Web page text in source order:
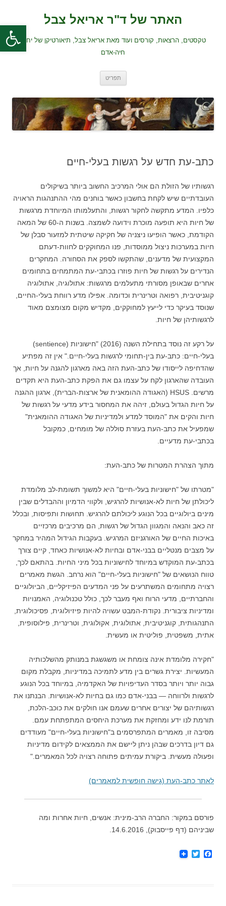
פתח
האתר של ד"ר אריאל צבל
טקסטים, הרצאות, קורסים ועוד מאת אריאל צבל, תיאורטיקן של יחסי
חיה-אדם
תפריט
כתב-עת חדש על רגשות בעלי-חיים
רגשותיו של הזולת הם אולי המרכיב החשוב ביותר בשיקולים
העובדתיים שיש לקחת בחשבון כאשר בוחנים מהי ההתנהגות הראויה
כלפיו. המדע מתקשה לחקור רגשות, והתעלמותו המיוחדת מרגשות
של חיות היא תופעה מוכרת וידועה לשמצה. בשנות ה-60 של המאה
הקודמת, כאשר הופיעו ניצניה של חקיקה שיטתית למזעור סבלן של
חיות במערכות ניצול ממוסדות, פנו המחוקקים לחוות-דעתם
המקצועית של מדענים, שהתקשו לספק את הסחורה. המחקרים
הנדירים על רגשות של חיות פוזרו בכתבי-עת המתמחים בתחומים
אחרים שבאופן מסורתי מתעלמים מרגשות: אתולוגיה, אתולוגיה
קוגניטיבית, רפואה וטרינרית וכדומה. אפילו מדע רווחת בעלי-החיים,
שנוסד בעיקר כדי לייעץ למחוקקים, מקדיש מקום מצומצם מאוד
לרגשותיהן של חיות.
על רקע זה נוסד בתחילת השנה (2016) "חישוניות (sentience)
בעלי-חיים: כתב-עת בין-תחומי לרגשות בעלי-חיים." אין זה מפתיע
שהדחיפה לייסודו של כתב-העת הזה באה מארגון להגנה על חיות, אך
העובדה שהארגון לקח על עצמו גם את הפקת כתב-העת היא תקדים
מרשים. HSUS (האגודה ההומאנית של ארצות-הברית), ארגון ההגנה
על חיות הגדול בעולם, זיהה את המחסור בידע מדעי על רגשות של
חיות והקים את "המוסד למדע ולמדיניות של האגודה ההומאנית"
שמפעיל את כתב-העת בעזרת סוללה של מומחים, כמקובל
בכתבי-עת מדעיים.
מתוך הצהרת המטרות של כתב-העת:
"מטרתו של "חישוניות בעלי-חיים" היא למשוך תשומת-לב מלומדת
ליכולתן של חיות לא-אנושיות להרגיש, ולקווי הדמיון וההבדלים שבין
מינים ביולוגיים בכל הנוגע ליכולתם להרגיש. תחושות ותפיסות, ובכלל
זה כאב והנאה והמגוון הגדול של רגשות, הם מרכיבים מרכזיים
באיכות החיים של האורגניזם המרגיש. בעקבות הגידול המהיר במחקר
על מצבים מנטליים בבני-אדם ובחיות לא-אנושיות כאחד, קיים צורך
בכתב-עת המוקדש במיוחד לחישוניות בכל מיני החיות. בהתאם לכך,
טווח הנושאים של "חישוניות בעלי-חיים" הוא נרחב. הגשת מאמרים
רצויה מתחומים המשתרעים על פני המדעים הפיזיקליים, הביולוגיים
והחברתיים, מדעי הרוח ואף מעבר לכך, כולל טכנולוגיה, האמנויות
ומדיניות ציבורית. נקודת-המבט עשויה להיות פיזיולוגית, פסיכולוגית,
התנהגותית, קוגניטיבית, אתולוגית, אקולוגית, וטרינרית, פילוסופית,
אתית, משפטית, פוליטית או מעשית.
"חקירה מלומדת אינה צומחת או משגשגת במנותק מהשלכותיה
המעשיות. יצירת גשרים בין מדע לתמיכה במדיניות, מקבלת מקום
גבוה יותר ויותר בסדר העדיפויות של האקדמיה, במיוחד בכל הנוגע
לרגשות ולרווחה — בבני-אדם כמו גם בחיות לא-אנושיות. הבנתנו את
רגשותיהם של יצורים אחרים שעמם אנו חולקים את כוכב-הלכת,
תורמת לנו ידע ומחזקת את מערכת היחסים המתפתחת עמם.
מסיבה זו, מאמרים המתפרסמים ב"חישוניות בעלי-חיים" מעודדים
גם דיון בדרכים שבהן ניתן ליישם את הממצאים לקידום מדיניות
ופעולה מעשית. ביקורת עמיתים פתוחה רצויה לכל המאמרים."
לאתר כתב-העת (גישה חופשית למאמרים)
פורסם במקור: החברה הרב-מינית: אנשים, חיות אחרות ומה
שביניהם (דף פייסבוק), 14.6.2016.
F
T